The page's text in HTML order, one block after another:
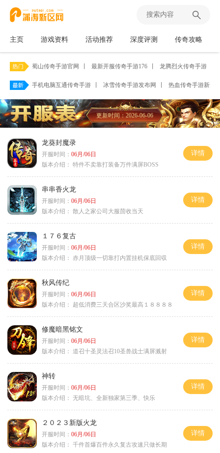
主页 游戏资料 活动推荐 深度评测 传奇攻略
蜀山传奇手游官网 最新开服传奇手游176 龙腾烈火传奇手游
手机电脑互通传奇手游 冰雪传奇手游发布网 热血传奇手游新开
更新时间：2026-06-06
龙葵封魔录
开服时间： 06月/06日
版本介绍： 特件不卖靠打装备万件满屏BOSS
详情
串串香火龙
开服时间： 06月/06日
版本介绍： 散人之家公司大服茴收当天
详情
１７６复古
开服时间： 06月/06日
版本介绍： 赤月顶级一切靠打内置挂机保底回収
详情
秋风传纪
开服时间： 06月/06日
版本介绍：
超低消费三天合区沙奖最高１８８８８
详情
修魔暗黑铭文
开服时间： 06月/06日
版本介绍： 道召十圣灵法召10圣兽战士满屏溅射
详情
神转
开服时间： 06月/06日
版本介绍： 无暗坑、全新独家第三季、快乐
详情
２０２３新版火龙
开服时间： 06月/06日
版本介绍： 千件首爆百件永久复古攻速只做长期
详情